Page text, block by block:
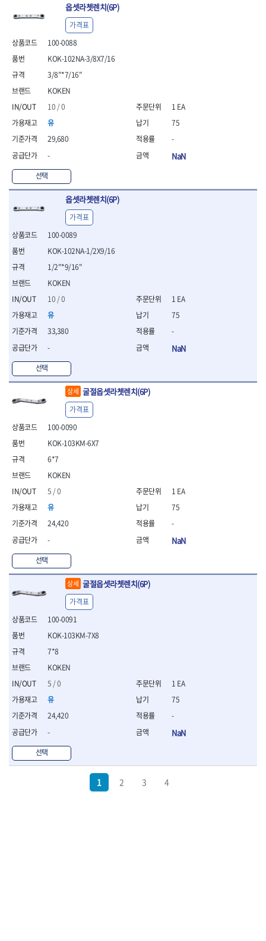
- 전지가위
- 전정톱
- 목공톱
- 고지톱
- 다목적가위
- 안전커터칼
- 휠메저
- 마킹
연마용품
- 조줄
- 철공용줄
- 목공용줄
- 조줄세트
- 판금줄홀더
공구함.공구집
- 공구함
- 플라스틱이동공구함
- 공구통
- 기타공구
- 공구가방
기타 작업공구
- 케이스
- 수리키트
- 고정링/링
옵셋라쳇렌치(6P)
100-0088
KOKEN
10 / 0
유
29,680
-
선택
KOK-102NA-3/8X7/16
3/8"*7/16"
가격표
1 EA
75
-
NaN
옵셋라쳇렌치(6P)
100-0089
KOKEN
10 / 0
유
33,380
-
선택
KOK-102NA-1/2X9/16
1/2"*9/16"
가격표
1 EA
75
-
NaN
상세 굴절옵셋라쳇렌치(6P)
100-0090
KOKEN
5 / 0
유
24,420
-
선택
KOK-103KM-6X7
6*7
가격표
1 EA
75
-
NaN
상세 굴절옵셋라쳇렌치(6P)
100-0091
KOKEN
5 / 0
유
24,420
-
선택
KOK-103KM-7X8
7*8
가격표
1 EA
75
-
NaN
1 2 3 4